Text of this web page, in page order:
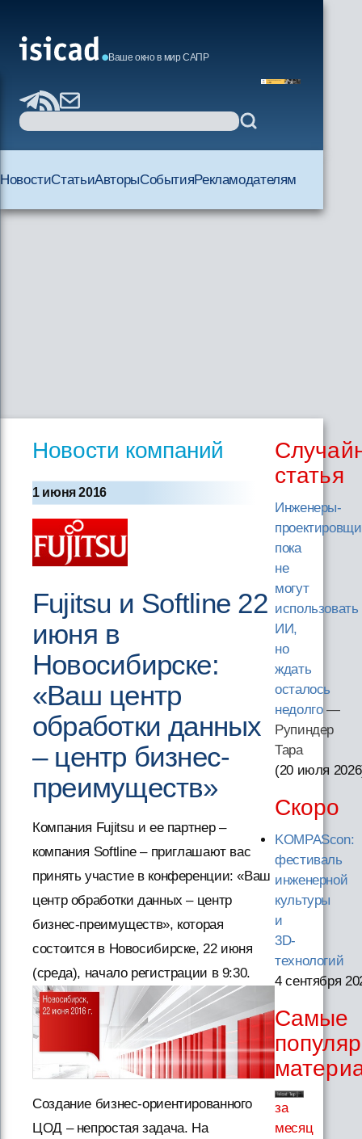
Ваше окно в мир САПР
НовостиСтатьиАвторыСобытияРекламодателям
Новости компаний
1 июня 2016
Fujitsu и Softline 22
июня в
Новосибирске:
«Ваш центр
обработки данных
– центр бизнес-
преимуществ»
Компания Fujitsu и ее партнер –
компания Softline – приглашают вас
принять участие в конференции: «Ваш
центр обработки данных – центр
бизнес-преимуществ», которая
состоится в Новосибирске, 22 июня
(среда), начало регистрации в 9:30.
Создание бизнес-ориентированного
ЦОД – непростая задача. На
статья
Инженеры-
пока
не
могут
использовать
ИИ,
но
ждать
осталось
недолго—
Рупиндер
Тара
(20 июля 2026
Скоро
KOMPAScon:
фестиваль
инженерной
культуры
и
3D-
технологий
4 сентября
Самые
за
месяц